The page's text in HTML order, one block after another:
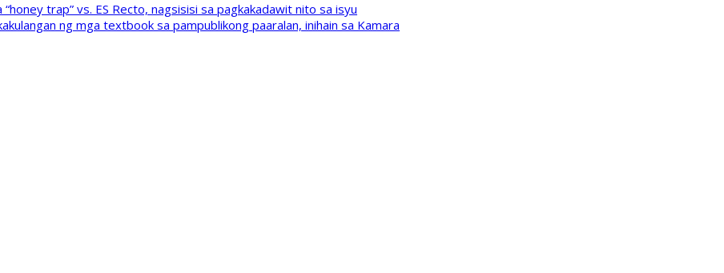
trap” vs. ES Recto, nagsisisi sa pagkakadawit nito sa isyu
ng mga textbook sa pampublikong paaralan, inihain sa Kamara